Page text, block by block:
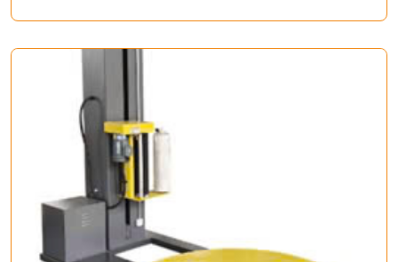
sách đầu tư. Bài viết dưới đây sẽ giúp bạn hiểu rõ sự khác